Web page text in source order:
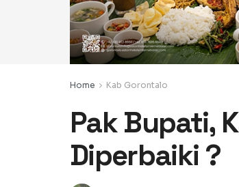
Home Kab Gorontalo
Pak Bupati,
Diperbaiki ?